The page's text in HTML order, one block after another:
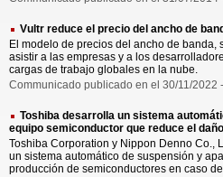
Vultr reduce el precio del ancho de
El modelo de precios del ancho de banda,
asistir a las empresas y a los
cargas de trabajo globales en la nube.
Communicado publicado en el 30/11/2022
Toshiba desarrolla un sistema
equipo semiconductor que reduce el
Toshiba Corporation y Nippon Denno Co.,
un sistema automático de suspensión y
producción de semiconductores en caso